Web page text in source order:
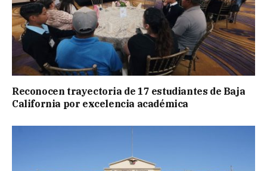
Reconocen trayectoria de 17 estudiantes de Baja
California por excelencia académica